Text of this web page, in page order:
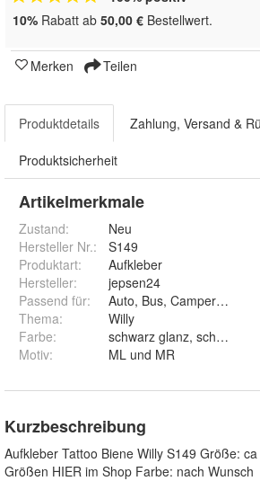
10% Rabatt ab 50,00 € Bestellwert.
Merken Teilen
Produktdetails Zahlung, Versand &
Produktsicherheit
Artikelmerkmale
Zustand:
Neu
Hersteller Nr.:
S149
Produktart:
Aufkleber
Hersteller:
jepsen24
Passend für:
Auto, Bus, Camper,
Thema:
Willy
Farbe:
Motiv: ML und MR
Kurzbeschreibung
Aufkleber Tattoo Biene Willy S149 Größe:
Größen HIER im Shop Farbe: nach Wunsch